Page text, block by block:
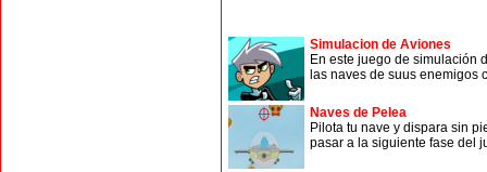
Simulacion de Aviones
En este juego de simulación
las naves de suus enemigos
Naves de Pelea
Pilota tu nave y dispara sin
pasar a la siguiente fase del